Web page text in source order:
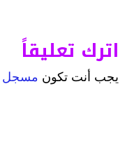
اترك تعليقاً
يجب أنت تكون مسجل